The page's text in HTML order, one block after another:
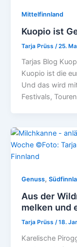
Mittelfinnland
Kuopio ist
Tarja Prüss /25.
Tarjas Blog
Kuopio ist die
Und das wird
Festivals,
Genuss,
Aus der
melken und
Tarja Prüss/18.
Karelische